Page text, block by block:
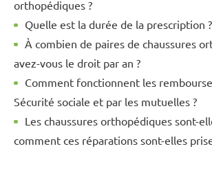
orthopédiques ?
Quelle est la durée de la prescription ?
À combien de paires de chaussures
avez-vous le droit par an ?
Comment fonctionnent les
Sécurité sociale et par les mutuelles ?
Les chaussures orthopédiques sont-
comment ces réparations sont-elles